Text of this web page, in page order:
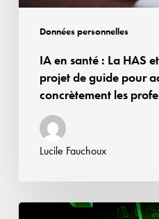
Données personnelles
un
projet
guide
accompagner
concrètement
IA en santé : La HAS
projet de guide pour
concrètement les
Lucile Fauchoux
Simplification